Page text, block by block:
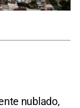
nublado,